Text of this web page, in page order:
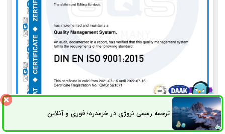
ترجمه رسمی نروژی در خرمدره؛ فوری و آنلاینثبت سفارش راه های ارتباطی